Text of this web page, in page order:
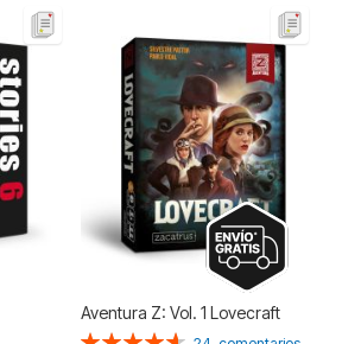
Aventura Z: Vol. 1 Lovecraft
Valoración: